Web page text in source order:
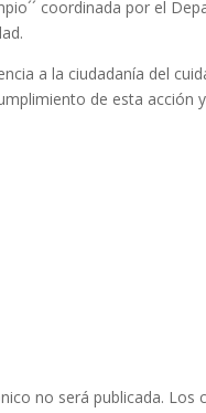
coordinada por el
a la ciudadanía del
de esta acción